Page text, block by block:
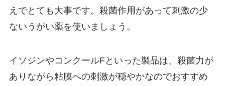
えでとても大事です。殺菌作用があって刺激の少
ないうがい薬を使いましょう。
イソジンやコンクールFといった製品は、殺菌力が
ありながら粘膜への刺激が穏やかなのでおすすめ